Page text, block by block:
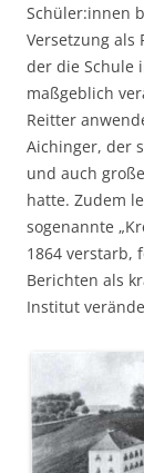
Schüler:innen
Versetzung als
der die Schule
maßgeblich
Reitter
Aichinger, der
und auch
hatte. Zudem
sogenannte
1864 verstarb,
Berichten als
Institut